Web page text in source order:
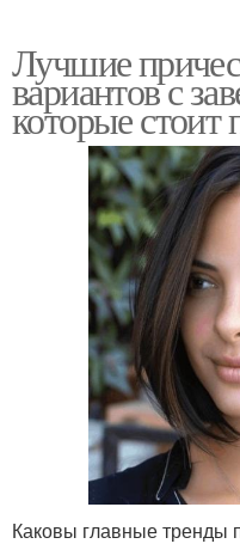
Лучшие
вариантов с
которые стоит
Каковы главные тренды